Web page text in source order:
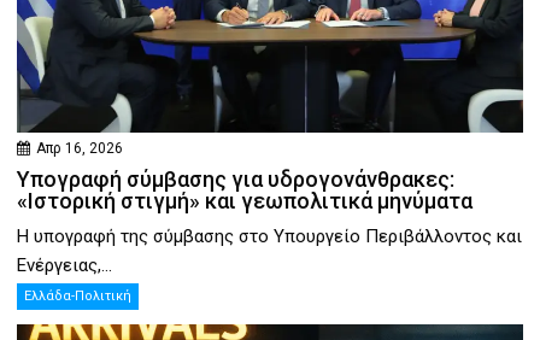
Απρ 16, 2026
Υπογραφή σύμβασης για υδρογονάνθρακες:
«Ιστορική στιγμή» και γεωπολιτικά μηνύματα
Η υπογραφή της σύμβασης στο Υπουργείο Περιβάλλοντος και
Ενέργειας,...
Ελλάδα-Πολιτική